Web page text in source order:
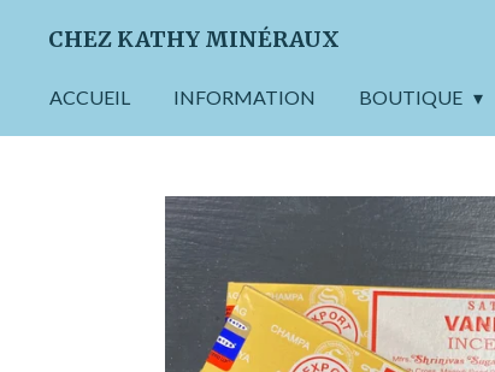
Passer
contenu
CHEZ KATHY MINÉRAUX
ACCUEIL INFORMATION BOUTIQUE